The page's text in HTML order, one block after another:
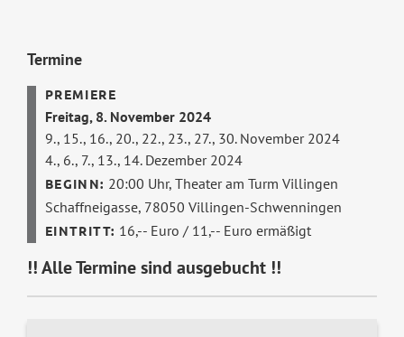
Termine
Freitag, 8. November 2024
9., 15., 16., 20., 22., 23., 27., 30. November 2024
4., 6., 7., 13., 14. Dezember 2024
20:00 Uhr,Theater am Turm Villingen
Schaffneigasse, 78050 Villingen-Schwenningen
16,-- Euro / 11,-- Euro ermäßigt
!! Alle Termine sind ausgebucht !!